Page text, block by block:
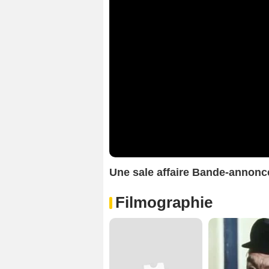
Une sale affaire Bande-
Filmographie